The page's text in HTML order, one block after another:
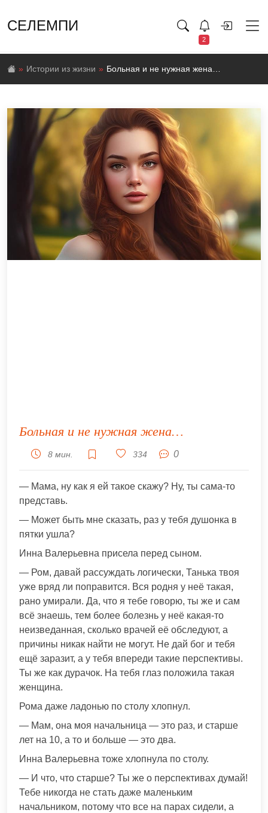
СЕЛЕМПИ
2
Истории из жизни Больная и не нужная жена…
Больная и не нужная жена…
8 мин. 334 0
— Мама, ну как я ей такое скажу? Ну, ты сама-то
представь.
— Может быть мне сказать, раз у тебя душонка в
пятки ушла?
Инна Валерьевна присела перед сыном.
— Ром, давай рассуждать логически, Танька твоя
уже вряд ли поправится. Вся родня у неё такая,
рано умирали. Да, что я тебе говорю, ты же и сам
всё знаешь, тем более болезнь у неё какая-то
неизведанная, сколько врачей её обследуют, а
причины никак найти не могут. Не дай бог и тебя
ещё заразит, а у тебя впереди такие перспективы.
Ты же как дурачок. На тебя глаз положила такая
женщина.
Рома даже ладонью по столу хлопнул.
— Мам, она моя начальница — это раз, и старше
лет на 10, а то и больше — это два.
Инна Валерьевна тоже хлопнула по столу.
— И что, что старше? Ты же о перспективах думай!
Тебе никогда не стать даже маленьким
начальником, потому что все на парах сидели, а